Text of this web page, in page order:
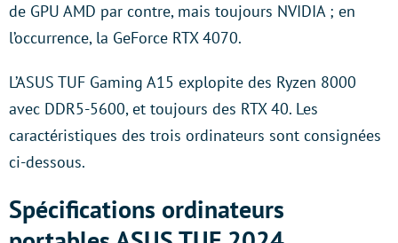
de GPU AMD par contre, mais toujours NVIDIA ; en
l’occurrence, la GeForce RTX 4070.
L’ASUS TUF Gaming A15 explopite des Ryzen 8000
avec DDR5-5600, et toujours des RTX 40. Les
caractéristiques des trois ordinateurs sont consignées
ci-dessous.
Spécifications ordinateurs